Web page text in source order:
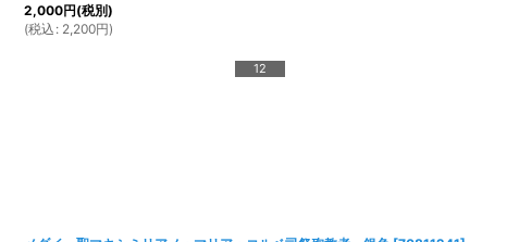
2,000円(税別)
(税込 : 2,200円)
12